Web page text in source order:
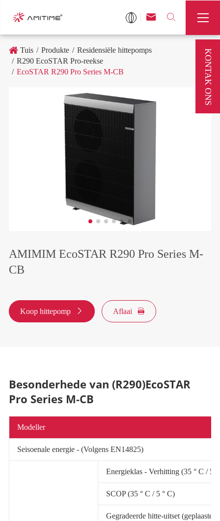
 

Tuis Produkte
Residensiële hittepomps
R290 EcoSTAR Pro-reekse
EcoSTAR R290 Pro Series M-CB
AMIMIM EcoSTAR R290 Pro Series M-
CB
Koop hittepomp  Aflaai 
Besonderhede van (R290)EcoSTAR
Pro Series M-CB
Modeller
Seisoenale energie - (Volgens EN14825)
Energieklas - Verhitting (35 ° C / 55
SCOP (35 ° C / 5 ° C)
Gegradeerde hitte-uitset (geplaaste)
KONTAK ONS